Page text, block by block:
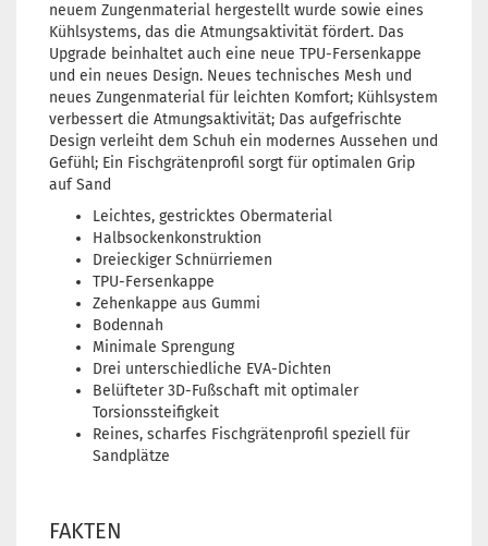
neuem Zungenmaterial hergestellt wurde sowie eines
Kühlsystems, das die Atmungsaktivität fördert. Das
Upgrade beinhaltet auch eine neue TPU-Fersenkappe
und ein neues Design. Neues technisches Mesh und
neues Zungenmaterial für leichten Komfort; Kühlsystem
verbessert die Atmungsaktivität; Das aufgefrischte
Design verleiht dem Schuh ein modernes Aussehen und
Gefühl; Ein Fischgrätenprofil sorgt für optimalen Grip
auf Sand
Leichtes, gestricktes Obermaterial
Halbsockenkonstruktion
Dreieckiger Schnürriemen
TPU-Fersenkappe
Zehenkappe aus Gummi
Bodennah
Minimale Sprengung
Drei unterschiedliche EVA-Dichten
Belüfteter 3D-Fußschaft mit optimaler
Torsionssteifigkeit
Reines, scharfes Fischgrätenprofil speziell für
Sandplätze
FAKTEN